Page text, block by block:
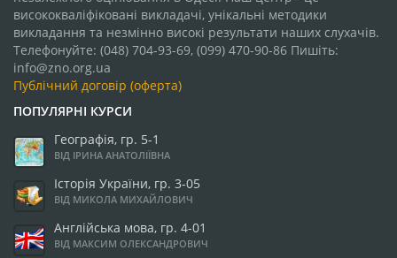
висококваліфіковані викладачі, унікальні методики
викладання та незмінно високі результати наших слухачів.
Телефонуйте: (048) 704-93-69, (099) 470-90-86 Пишіть:
info@zno.org.ua
Публічний договір (оферта)
ПОПУЛЯРНІ КУРСИ
Географія, гр. 5-1
ВІД ІРИНА АНАТОЛІЇВНА
Історія України, гр. 3-05
ВІД МИКОЛА МИХАЙЛОВИЧ
Англійська мова, гр. 4-01
ВІД МАКСИМ ОЛЕКСАНДРОВИЧ